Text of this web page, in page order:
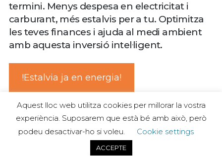
termini. Menys despesa en electricitat i
carburant, més estalvis per a tu. Optimitza
les teves finances i ajuda al medi ambient
amb aquesta inversió intel·ligent.
!Estalvia ja en energia!
Aquest lloc web utilitza cookies per millorar la vostra
experiència. Suposarem que està bé amb això, però
podeu desactivar-ho si voleu.
Cookie settings
ACCEPTE